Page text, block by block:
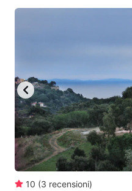
10 (3 recensioni)